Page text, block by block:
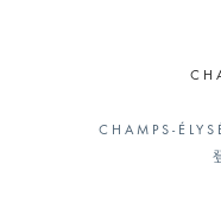
CHAMPS-